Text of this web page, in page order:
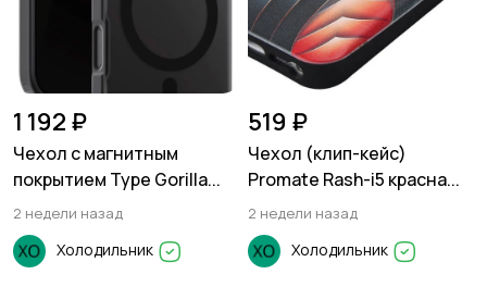
1 192 ₽
Чехол с магнитным
покрытием Type Gorilla...
2 недели назад
Холодильник
519 ₽
Чехол (клип-кейс)
Promate Rash-i5 красна...
2 недели назад
Холодильник